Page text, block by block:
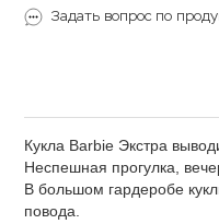
Задать вопрос по
Кукла Barbie Экстра
Неспешная прогулка,
В большом гардеробе
повода.